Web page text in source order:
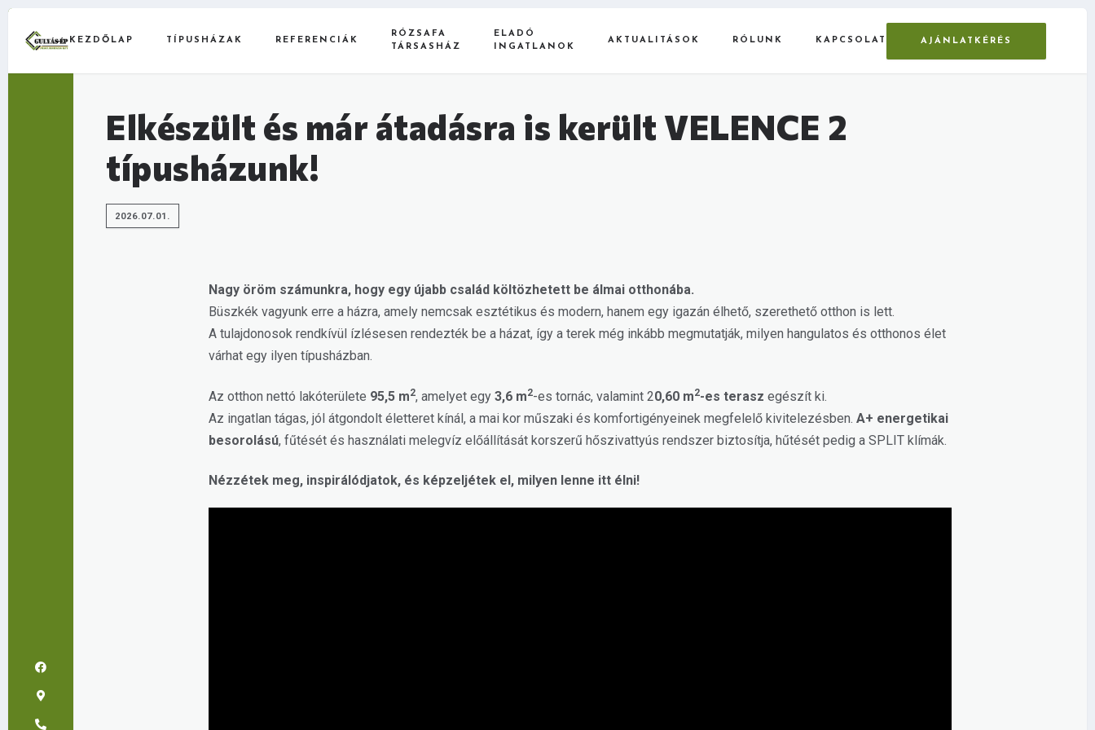
KEZDŐLAP TÍPUSHÁZAK REFERENCIÁK
RÓZSAFA
TÁRSASHÁZ
ELADÓ
INGATLANOK
AKTUALITÁSOK RÓLUNK KAPCSOLAT AJÁNLATKÉRÉS
Elkészült és már átadásra is került VELENCE 2
típusházunk!
2026.07.01.
Nagy öröm számunkra, hogy egy újabb család költözhetett be álmai otthonába.
Büszkék vagyunk erre a házra, amely nemcsak esztétikus és modern, hanem egy igazán élhető, szerethető otthon is lett.
A tulajdonosok rendkívül ízlésesen rendezték be a házat, így a terek még inkább megmutatják, milyen hangulatos és otthonos élet
várhat egy ilyen típusházban.
Az otthon nettó lakóterülete 95,5 m2, amelyet egy3,6 m2-es tornác, valamint 20,60 m2-es terasz egészít ki.
Az ingatlan tágas, jól átgondolt életteret kínál, a mai kor műszaki és komfortigényeinek megfelelő kivitelezésben.A+ energetikai
besorolású, fűtését és használati melegvíz előállítását korszerű hőszivattyús rendszer biztosítja, hűtését pedig a SPLIT klímák.
Nézzétek meg, inspirálódjatok, és képzeljétek el, milyen lenne itt élni!